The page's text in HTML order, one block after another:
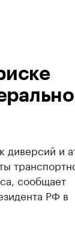
и
сообщает
РФ в